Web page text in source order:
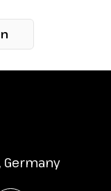
Germany